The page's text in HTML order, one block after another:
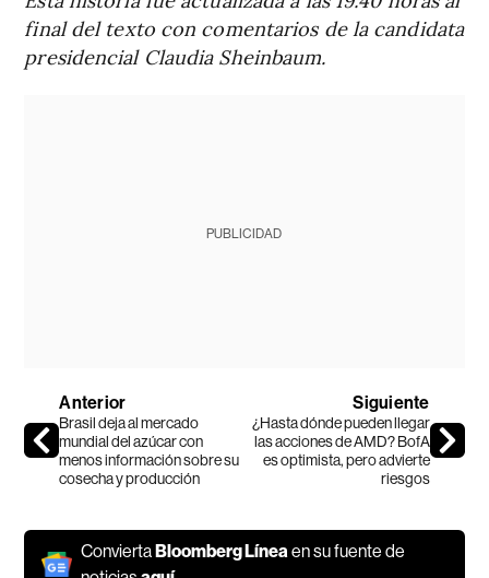
final del texto con comentarios de la candidata
presidencial Claudia Sheinbaum.
PUBLICIDAD
Anterior
Brasil deja al mercado
mundial del azúcar con
menos información sobre su
cosecha y producción
Siguiente
¿Hasta dónde pueden llegar
las acciones de AMD? BofA
es optimista, pero advierte
riesgos
ConviertaBloomberg Línea en su fuente de